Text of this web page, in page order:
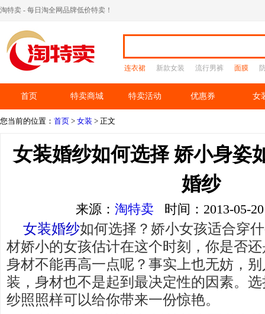
淘特卖 - 每日淘全网品牌低价特卖！
连衣裙 新款女装 流行男裤 面膜
首页 特卖商城 特卖活动 优惠券 女
您当前的位置： 首页 > 女装 > 正文
女装婚纱如何选择 娇小身姿
婚纱
来源： 淘特卖 时间：2013-05-
女装婚纱如何选择？娇小女孩适合穿
材娇小的女孩估计在这个时刻，你是否
身材不能再高一点呢？事实上也无妨，
装，身材也不是起到最决定性的因素。
纱照照样可以给你带来一份惊艳。